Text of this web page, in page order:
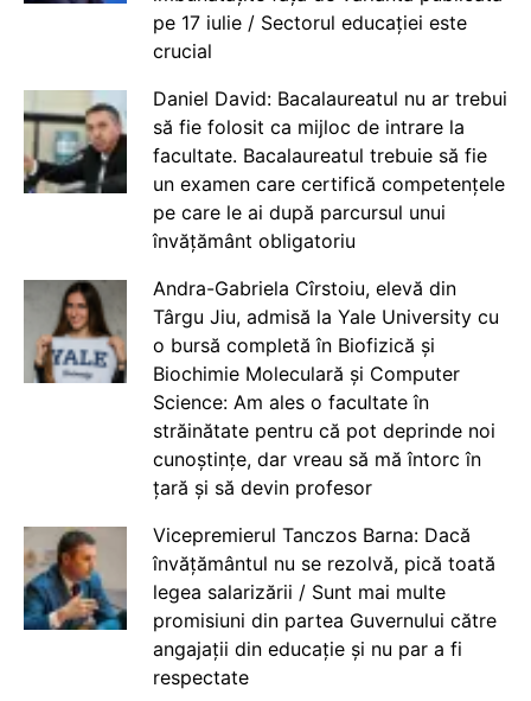
pe 17 iulie / Sectorul educației este
crucial
Daniel David: Bacalaureatul nu ar trebui
să fie folosit ca mijloc de intrare la
facultate. Bacalaureatul trebuie să fie
un examen care certifică competențele
pe care le ai după parcursul unui
învățământ obligatoriu
Andra-Gabriela Cîrstoiu, elevă din
Târgu Jiu, admisă la Yale University cu
o bursă completă în Biofizică și
Biochimie Moleculară și Computer
Science: Am ales o facultate în
străinătate pentru că pot deprinde noi
cunoștințe, dar vreau să mă întorc în
țară și să devin profesor
Vicepremierul Tanczos Barna: Dacă
învățământul nu se rezolvă, pică toată
legea salarizării / Sunt mai multe
promisiuni din partea Guvernului către
angajații din educație și nu par a fi
respectate